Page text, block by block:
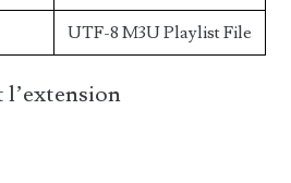
UTF-8 M3U Playlist File
l’extension